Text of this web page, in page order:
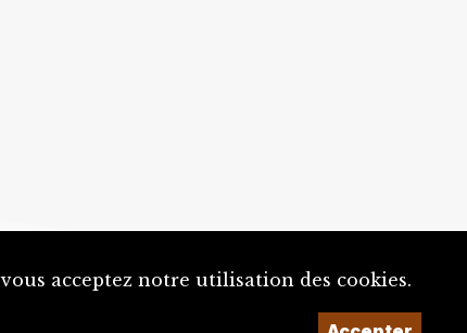
acceptez notre utilisation des cookies.